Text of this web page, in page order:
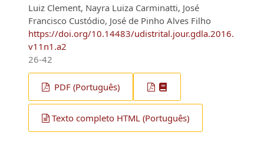
Luiz Clement, Nayra Luiza Carminatti, José
Francisco Custódio, José de Pinho Alves Filho
https://doi.org/10.14483/udistrital.jour.gdla.2016.
v11n1.a2
26-42
PDF (Português)
Texto completo HTML (Português)